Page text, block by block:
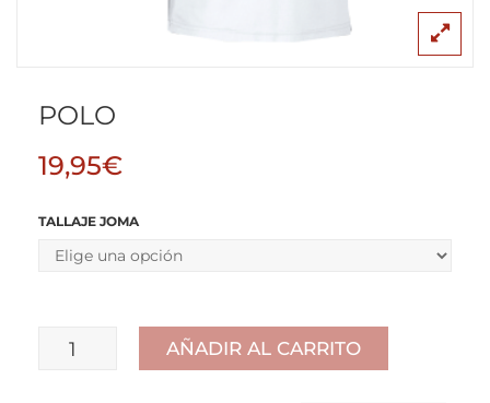
POLO
19,95€
TALLAJE JOMA
POLO AÑADIR AL CARRITO